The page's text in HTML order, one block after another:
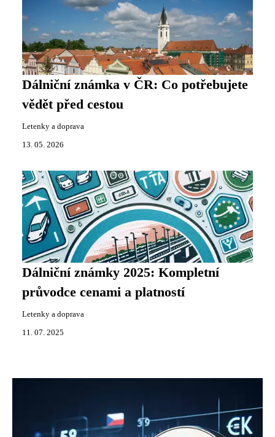
Dálniční známka v ČR: Co potřebujete
vědět před cestou
Letenky a doprava
13. 05. 2026
Dálniční známky 2025: Kompletní
průvodce cenami a platností
Letenky a doprava
11. 07. 2025